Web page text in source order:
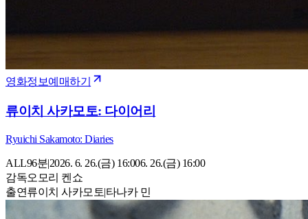
영화정보예매하기
류이치 사카모토: 다이어리
Ryuichi Sakamoto: Diaries
ALL96분|2026. 6. 26.(금) 16:006. 26.(금) 16:00
감독오모리 켄쇼
출연류이치 사카모토|타나카 민